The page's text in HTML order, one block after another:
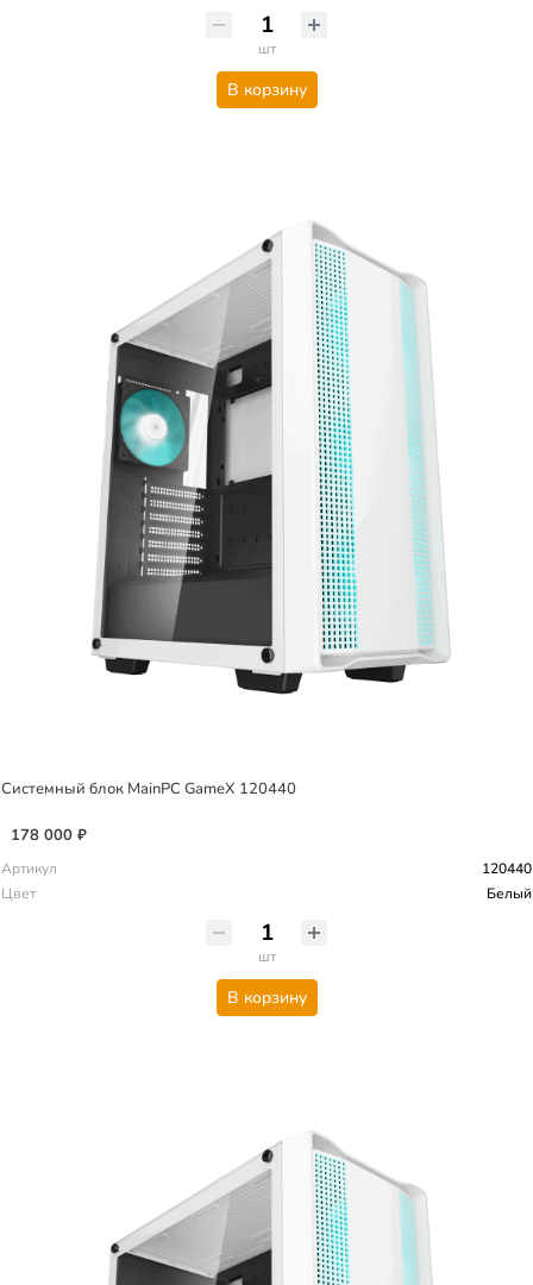
шт
В корзину
Системный блок MainPC GameX 120440
178 000 ₽
Артикул
120440
Цвет
Белый
шт
В корзину